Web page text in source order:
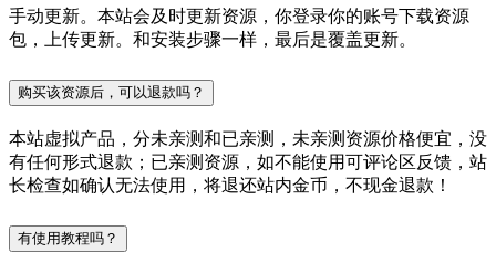
手动更新。本站会及时更新资源，你登录你的账号下载资源
包，上传更新。和安装步骤一样，最后是覆盖更新。
购买该资源后，可以退款吗？
本站虚拟产品，分未亲测和已亲测，未亲测资源价格便宜，没
有任何形式退款；已亲测资源，如不能使用可评论区反馈，站
长检查如确认无法使用，将退还站内金币，不现金退款！
有使用教程吗？